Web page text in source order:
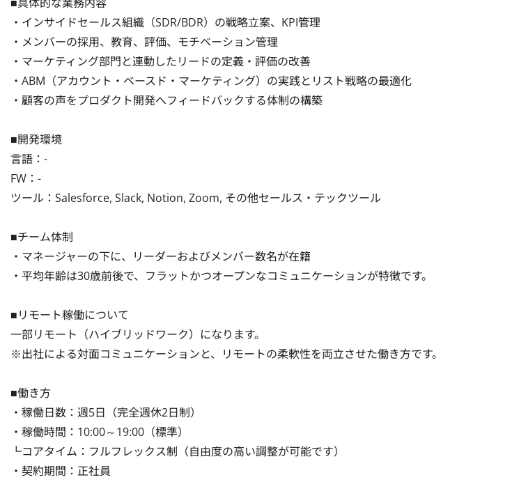
・インサイドセールス組織（SDR/BDR）の戦略立案、KPI管理
・メンバーの採用、教育、評価、モチベーション管理
・マーケティング部門と連動したリードの定義・評価の改善
・ABM（アカウント・ベースド・マーケティング）の実践とリスト戦略の最適化
・顧客の声をプロダクト開発へフィードバックする体制の構築
■開発環境
言語：-
FW：-
ツール：Salesforce, Slack, Notion, Zoom, その他セールス・テックツール
■チーム体制
・マネージャーの下に、リーダーおよびメンバー数名が在籍
・平均年齢は30歳前後で、フラットかつオープンなコミュニケーションが特徴です。
■リモート稼働について
一部リモート（ハイブリッドワーク）になります。
※出社による対面コミュニケーションと、リモートの柔軟性を両立させた働き方です。
■働き方
・稼働日数：週5日（完全週休2日制）
・稼働時間：10:00～19:00（標準）
┗コアタイム：フルフレックス制（自由度の高い調整が可能です）
・契約期間：正社員